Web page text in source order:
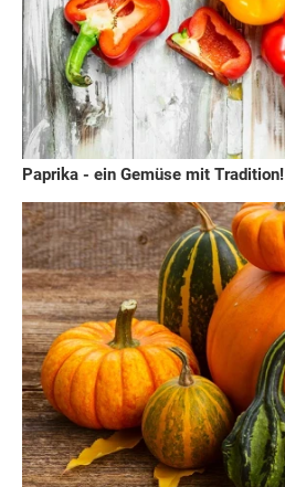
Paprika - ein Gemüse mit Tradition!